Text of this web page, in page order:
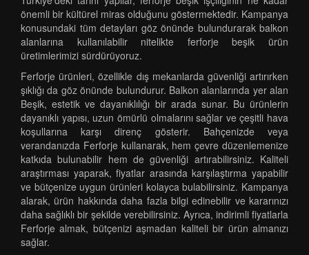
önemli bir kültürel miras olduğunu göstermektedir. Kampanya
konusundaki tüm detayları göz önünde bulundurarak balkon
alanlarına kullanılabilir nitelikte ferforje beşik ürün
üretimlerimizi sürdürüyoruz.
Ferforje ürünleri, özellikle dış mekanlarda güvenliği artırırken
şıklığı da göz önünde bulundurur. Balkon alanlarında yer alan
Beşik, estetik ve dayanıklılığı bir arada sunar. Bu ürünlerin
dayanıklı yapısı, uzun ömürlü olmalarını sağlar ve çeşitli hava
koşullarına karşı direnç gösterir. Bahçenizde veya
verandanızda Ferforje kullanarak, hem çevre düzenlemenize
katkıda bulunabilir hem de güvenliği artırabilirsiniz. Kaliteli
araştırması yaparak, fiyatlar arasında karşılaştırma yapabilir
ve bütçenize uygun ürünleri kolayca bulabilirsiniz. Kampanya
alarak, ürün hakkında daha fazla bilgi edinebilir ve kararınızı
daha sağlıklı bir şekilde verebilirsiniz. Ayrıca, indirimli fiyatlarla
Ferforje almak, bütçenizi aşmadan kaliteli bir ürün almanızı
sağlar.